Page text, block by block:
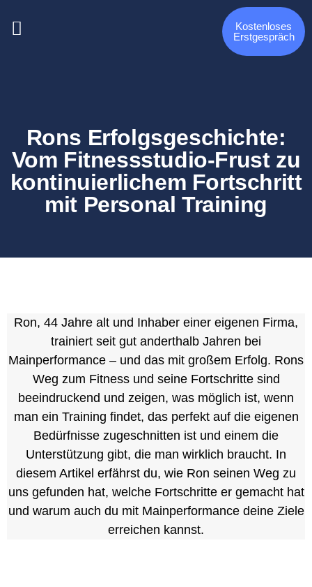
Kostenloses
Erstgespräch
Rons Erfolgsgeschichte:
Vom Fitnessstudio-Frust zu
kontinuierlichem Fortschritt
mit Personal Training
Ron, 44 Jahre alt und Inhaber einer eigenen Firma,
trainiert seit gut anderthalb Jahren bei
Mainperformance – und das mit großem Erfolg. Rons
Weg zum Fitness und seine Fortschritte sind
beeindruckend und zeigen, was möglich ist, wenn
man ein Training findet, das perfekt auf die eigenen
Bedürfnisse zugeschnitten ist und einem die
Unterstützung gibt, die man wirklich braucht. In
diesem Artikel erfährst du, wie Ron seinen Weg zu
uns gefunden hat, welche Fortschritte er gemacht hat
und warum auch du mit Mainperformance deine Ziele
erreichen kannst.